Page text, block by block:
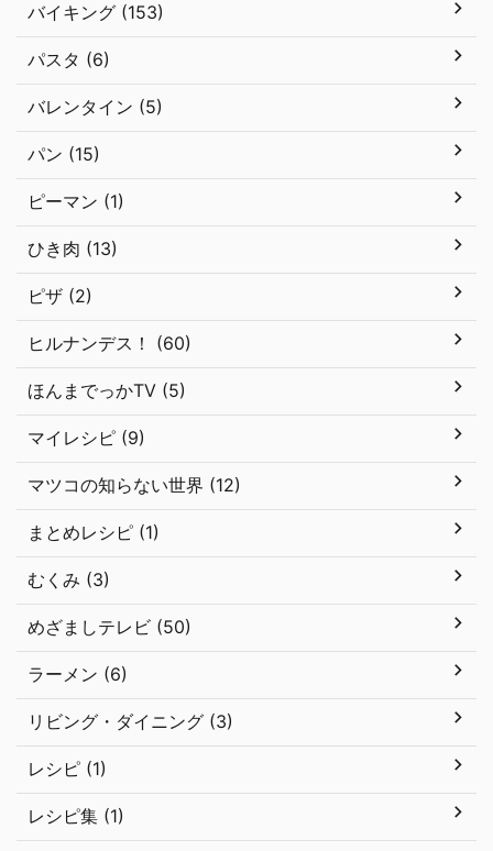
バイキング (153)
パスタ (6)
バレンタイン (5)
パン (15)
ピーマン (1)
ひき肉 (13)
ピザ (2)
ヒルナンデス！ (60)
ほんまでっかTV (5)
マイレシピ (9)
マツコの知らない世界 (12)
まとめレシピ (1)
むくみ (3)
めざましテレビ (50)
ラーメン (6)
リビング・ダイニング (3)
レシピ (1)
レシピ集 (1)